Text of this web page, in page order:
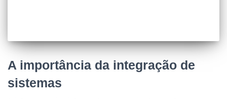
A importância da integração de
sistemas